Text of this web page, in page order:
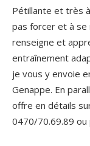
Pétillante et très
pas forcer et à se
renseigne et
entraînement
je vous y envoie
Genappe. En
offre en détails
0470/70.69.89 ou